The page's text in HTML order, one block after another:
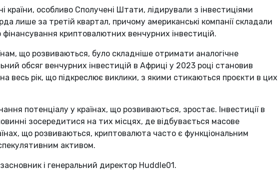
країни, особливо Сполучені Штати, лідирували з інвестиціями
лише за третій квартал, причому американські компанії складали
фінансування криптовалютних венчурних інвестицій.
що розвиваються, було складніше отримати аналогічне
обсяг венчурних інвестицій в Африці у 2023 році становив
весь рік, що підкреслює виклики, з якими стикаються проєкти в цих
потенціалу у країнах, що розвиваються, зростає. Інвестиції в
зосередитися на тих місцях, де відбувається масове
що розвиваються, криптовалюта часто є функціональним
активом.
і генеральний директор Huddle01.